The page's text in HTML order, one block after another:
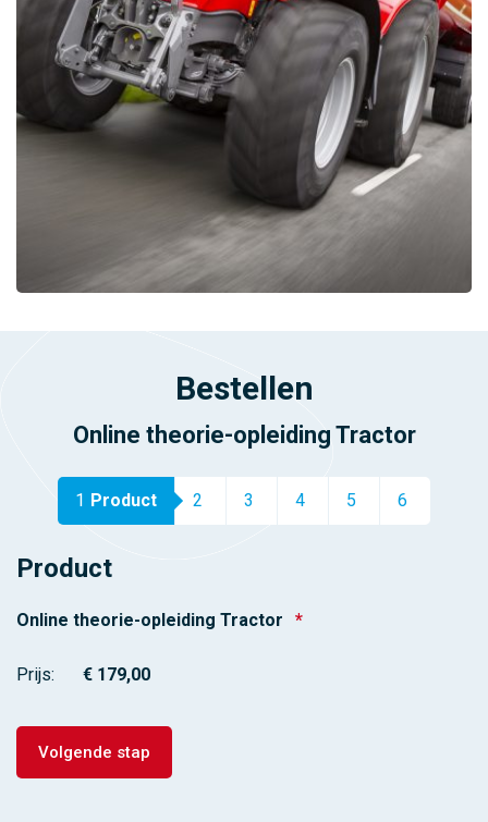
Bestellen
Online theorie-opleiding Tractor
1 Product 2 3 4 5 6
Product
Online theorie-opleiding Tractor *
Prijs: